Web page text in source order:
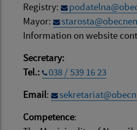
Registry:
Mayor:
Information on website
Secretary:
Tel.:
038 / 539 16 23
Email:
Competence: